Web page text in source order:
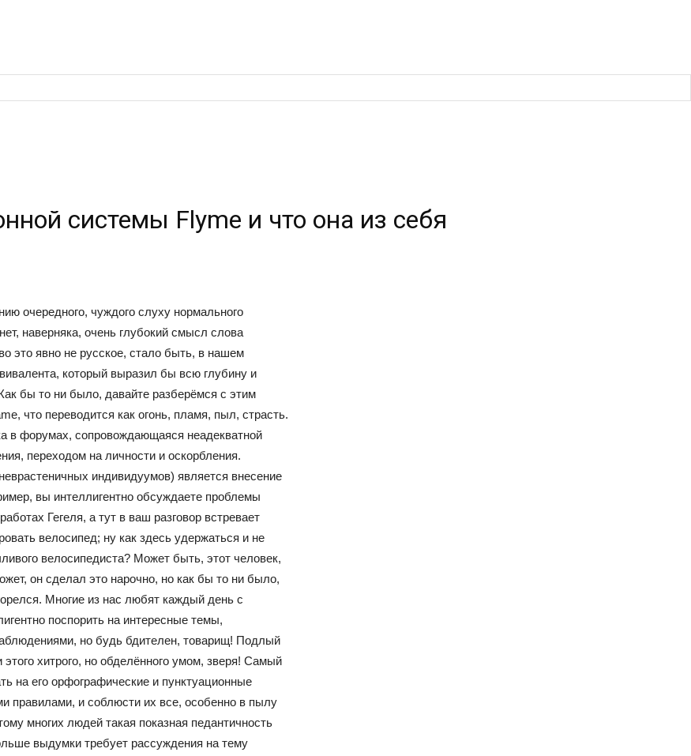
системы Flyme и что она из себя
очередного, чуждого слуху нормального
наверняка, очень глубокий смысл слова
это явно не русское, стало быть, в нашем
который выразил бы всю глубину и
бы то ни было, давайте разберёмся с этим
что переводится как огонь, пламя, пыл, страсть.
в форумах, сопровождающаяся неадекватной
переходом на личности и оскорбления.
индивидуумов) является внесение
вы интеллигентно обсуждаете проблемы
Гегеля, а тут в ваш разговор встревает
велосипед; ну как здесь удержаться и не
велосипедиста? Может быть, этот человек,
он сделал это нарочно, но как бы то ни было,
Многие из нас любят каждый день с
поспорить на интересные темы,
но будь бдителен, товарищ! Подлый
хитрого, но обделённого умом, зверя! Самый
на его орфографические и пунктуационные
правилами, и соблюсти их все, особенно в пылу
многих людей такая показная педантичность
выдумки требует рассуждения на тему